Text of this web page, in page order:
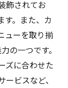
飾されてお
す。また、カ
ューを取り揃
の一つです。
ズに合わせた
ビスなど、